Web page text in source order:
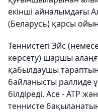
екінші айналымдағы
(Беларусь) қарсы
Теннистегі Эйс
көрсету) шаршы
қабылдаушы тараптың
байланысты раллиде
білдіреді. Ace - ATP
теннисте